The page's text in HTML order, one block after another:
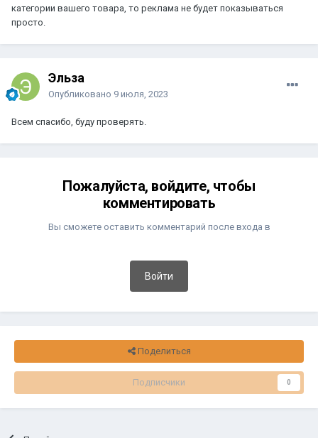
категории вашего товара, то реклама не будет показываться
просто.
Эльза
Опубликовано 9 июля, 2023
Всем спасибо, буду проверять.
Пожалуйста, войдите, чтобы
комментировать
Вы сможете оставить комментарий после входа в
Войти
Поделиться
Подписчики 0